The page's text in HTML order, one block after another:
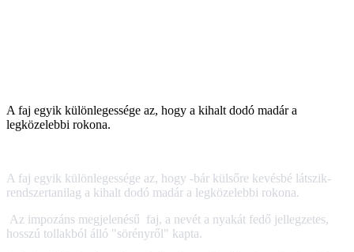
A faj egyik különlegessége az, hogy a kihalt dodó madár a
legközelebbi rokona.
A faj egyik különlegessége az, hogy -bár külsőre kevésbé látszik-
rendszertanilag a kihalt dodó madár a legközelebbi rokona.
Az impozáns megjelenésű faj, a nevét a nyakát fedő jellegzetes,
hosszú tollakból álló "sörényről" kapta.